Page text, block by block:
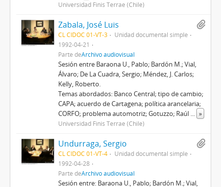
Universidad Finis Terrae (Chile)
Zabala, José Luis
CL CIDOC 01-VT-3
Unidad documental simple
1992-04-21
Parte deArchivo audiovisual
Sesión entre Baraona U., Pablo; Bardón M.; Vial,
Álvaro; De La Cuadra, Sergio; Méndez, J. Carlos;
Kelly, Roberto.
Temas abordados: Banco Central; tipo de cambio;
CAPA; acuerdo de Cartagena; política arancelaria;
CORFO; problema automotriz; Gotuzzo; Raúl ... »
Universidad Finis Terrae (Chile)
Undurraga, Sergio
CL CIDOC 01-VT-4
Unidad documental simple
1992-04-28
Parte deArchivo audiovisual
Sesión entre: Baraona U., Pablo; Bardón M.; Vial,